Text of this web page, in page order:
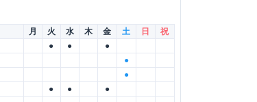
月 火 水 木 金 土 日
祝
● ●
●
●
●
● ●
●